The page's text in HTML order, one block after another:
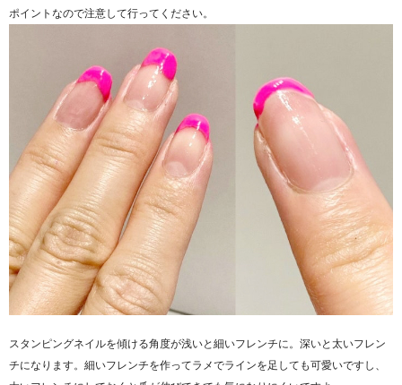
ポイントなので注意して行ってください。
スタンピングネイルを傾ける角度が浅いと細いフレンチに。深いと太いフレン
チになります。細いフレンチを作ってラメでラインを足しても可愛いですし、